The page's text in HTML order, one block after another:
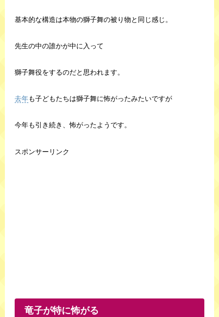
基本的な構造は本物の獅子舞の被り物と同じ感じ。
先生の中の誰かが中に入って
獅子舞役をするのだと思われます。
去年も子どもたちは獅子舞に怖がったみたいですが
今年も引き続き、怖がったようです。
スポンサーリンク
竜子が特に怖がる